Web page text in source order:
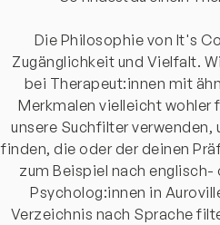
Die Philosophie von It's
Zugänglichkeit und Vielfalt.
bei Therapeut:innen mit
Merkmalen vielleicht wohler
unsere Suchfilter verwenden,
finden, die oder der deinen
zum Beispiel nach
Psycholog:innen in
Verzeichnis nach Sprache